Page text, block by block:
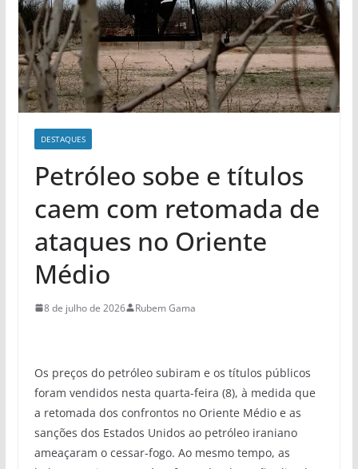
DESTAQUES
Petróleo sobe e títulos
caem com retomada de
ataques no Oriente
Médio
8 de julho de 2026 Rubem Gama
Os preços do petróleo subiram e os títulos públicos
foram vendidos nesta quarta-feira (8), à medida que
a retomada dos confrontos no Oriente Médio e as
sanções dos Estados Unidos ao petróleo iraniano
ameaçaram o cessar-fogo. Ao mesmo tempo, as